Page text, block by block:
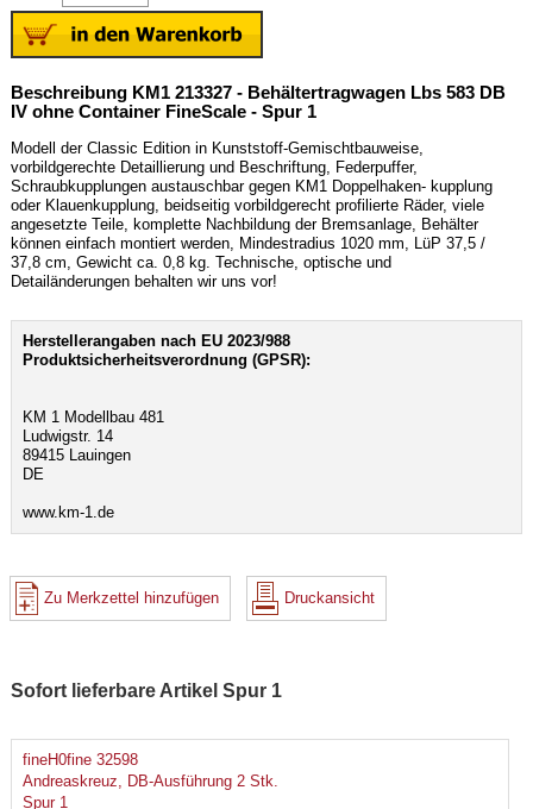
Beschreibung KM1 213327 - Behältertragwagen Lbs 583 DB
IV ohne Container FineScale - Spur 1
Modell der Classic Edition in Kunststoff-Gemischtbauweise,
vorbildgerechte Detaillierung und Beschriftung, Federpuffer,
Schraubkupplungen austauschbar gegen KM1 Doppelhaken- kupplung
oder Klauenkupplung, beidseitig vorbildgerecht profilierte Räder, viele
angesetzte Teile, komplette Nachbildung der Bremsanlage, Behälter
können einfach montiert werden, Mindestradius 1020 mm, LüP 37,5 /
37,8 cm, Gewicht ca. 0,8 kg. Technische, optische und
Detailänderungen behalten wir uns vor!
Herstellerangaben nach EU 2023/988
Produktsicherheitsverordnung (GPSR):
KM 1 Modellbau 481
Ludwigstr. 14
89415 Lauingen
DE
www.km-1.de
Zu Merkzettel hinzufügen Druckansicht
Sofort lieferbare Artikel Spur 1
fineH0fine 32598
Andreaskreuz, DB-Ausführung 2 Stk.
Spur 1